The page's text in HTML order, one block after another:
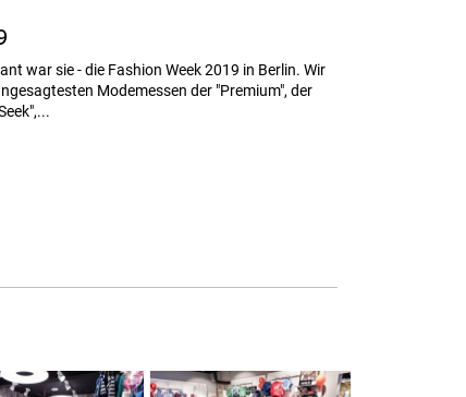
war sie - die Fashion Week 2019 in Berlin. Wir
Modemessen der "Premium", der